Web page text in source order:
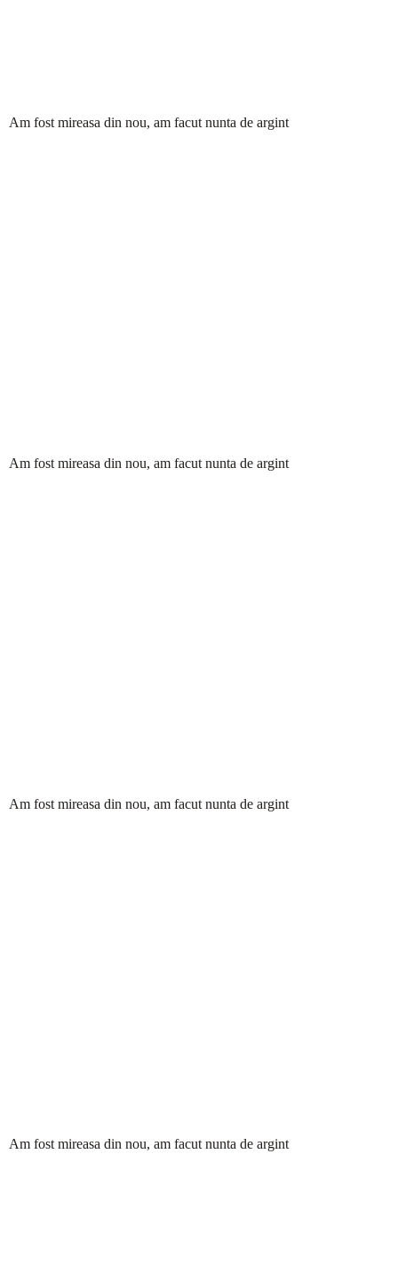
Am fost mireasa din nou, am facut nunta de argint
Am fost mireasa din nou, am facut nunta de argint
Am fost mireasa din nou, am facut nunta de argint
Am fost mireasa din nou, am facut nunta de argint